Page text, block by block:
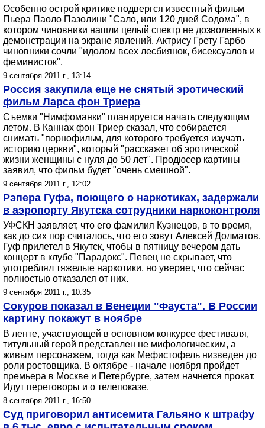
Особенно острой критике подвергся известный фильм
Пьера Паоло Пазолини "Сало, или 120 дней Содома", в
котором чиновники нашли целый спектр не дозволенных к
демонстрации на экране явлений. Актрису Грету Гарбо
чиновники сочли "идолом всех лесбиянок, бисексуалов и
феминисток".
9 сентября 2011 г., 13:14
Россия закупила еще не снятый эротический
фильм Ларса фон Триера
Съемки "Нимфоманки" планируется начать следующим
летом. В Каннах фон Триер сказал, что собирается
снимать "порнофильм, для которого требуется изучать
историю церкви", который "расскажет об эротической
жизни женщины с нуля до 50 лет". Продюсер картины
заявил, что фильм будет "очень смешной".
9 сентября 2011 г., 12:02
Рэпера Гуфа, поющего о наркотиках, задержали
в аэропорту Якутска сотрудники наркоконтроля
УФСКН заявляет, что его фамилия Кузнецов, в то время,
как до сих пор считалось, что его зовут Алексей Долматов.
Гуф прилетел в Якутск, чтобы в пятницу вечером дать
концерт в клубе "Парадокс". Певец не скрывает, что
употреблял тяжелые наркотики, но уверяет, что сейчас
полностью отказался от них.
9 сентября 2011 г., 10:35
Сокуров показал в Венеции "Фауста". В России
картину покажут в ноябре
В ленте, участвующей в основном конкурсе фестиваля,
титульный герой представлен не мифологическим, а
живым персонажем, тогда как Мефистофель низведен до
роли ростовщика. В октябре - начале ноября пройдет
премьера в Москве и Петербурге, затем начнется прокат.
Идут переговоры и о телепоказе.
8 сентября 2011 г., 16:50
Суд приговорил антисемита Гальяно к штрафу